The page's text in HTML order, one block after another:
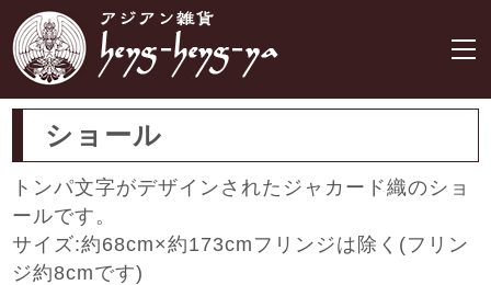
ショール
トンパ文字がデザインされたジャカード織のショ
ールです。
サイズ:約68cm×約173cmフリンジは除く(フリン
ジ約8cmです)